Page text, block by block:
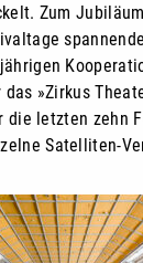
Zum
»Zirkus
die letzten zehn
Satelliten-